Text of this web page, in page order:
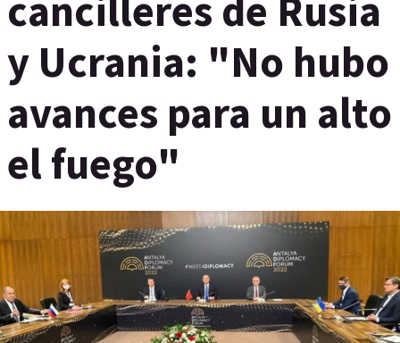
cancilleres de Rusia
y Ucrania: "No hubo
avances para un alto
el fuego"